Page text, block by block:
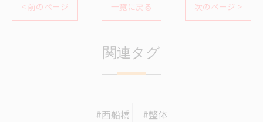
< 前のページ 一覧に戻る 次のページ >
関連タグ
#西船橋 #整体